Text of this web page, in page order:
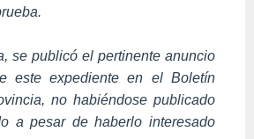
se publicó el pertinente anuncio
este expediente en el Boletín
no habiéndose publicado
a pesar de haberlo interesado